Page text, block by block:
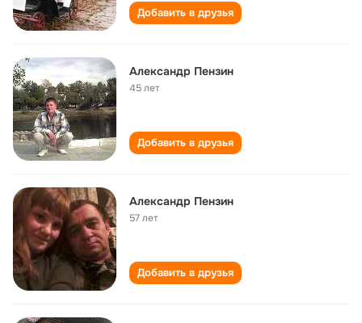
Добавить в друзья
Александр Пензин
45 лет
Добавить в друзья
Александр Пензин
57 лет
Добавить в друзья